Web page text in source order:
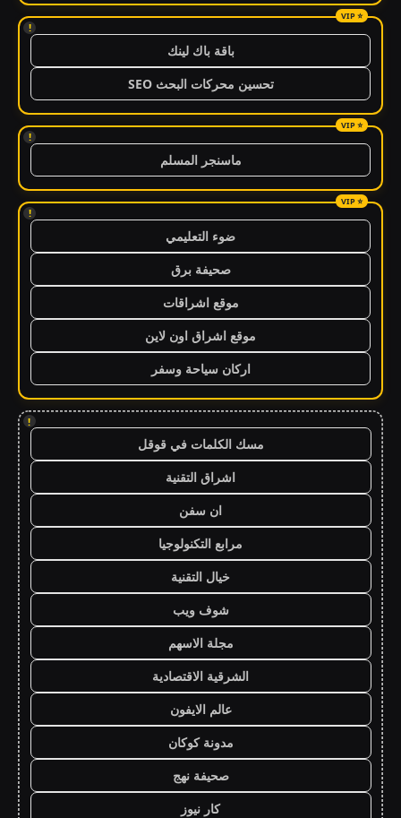
!
باقة باك لينك
تحسين محركات البحث SEO
!
ماسنجر المسلم
!
ضوء التعليمي
صحيفة برق
موقع اشراقات
موقع اشراق اون لاين
اركان سياحة وسفر
!
مسك الكلمات في قوقل
اشراق التقنية
ان سفن
مرابع التكنولوجيا
خيال التقنية
شوف ويب
مجلة الاسهم
الشرقية الاقتصادية
عالم الايفون
مدونة كوكان
صحيفة نهج
كار نيوز